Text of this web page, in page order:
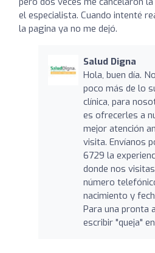
el especialista. Cuando intenté
la pagina ya no me dejó.
Salud Digna
Hola, buen día.
poco más de lo
clínica, para
es ofrecerles a
mejor atención
visita. Envíanos
6729 la
donde nos
número
nacimiento y
Para una pronta
escribir "queja"